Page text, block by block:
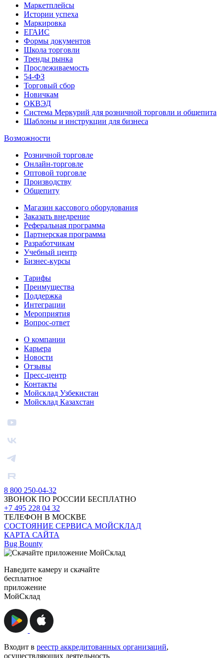
Маркетплейсы
Истории успеха
Маркировка
ЕГАИС
Формы документов
Школа торговли
Тренды рынка
Прослеживаемость
54-ФЗ
Торговый сбор
Новичкам
ОКВЭД
Система Меркурий для розничной торговли и общепита
Шаблоны и инструкции для бизнеса
Возможности
Розничной торговле
Онлайн-торговле
Оптовой торговле
Производству
Общепиту
Магазин кассового оборудования
Заказать внедрение
Реферальная программа
Партнерская программа
Разработчикам
Учебный центр
Бизнес‑курсы
Тарифы
Преимущества
Поддержка
Интеграции
Мероприятия
Вопрос-ответ
О компании
Карьера
Новости
Отзывы
Пресс-центр
Контакты
Мойсклад Узбекистан
Мойсклад Казахстан
8 800 250-04-32
ЗВОНОК ПО РОССИИ БЕСПЛАТНО
+7 495 228 04 32
ТЕЛЕФОН В МОСКВЕ
СОСТОЯНИЕ СЕРВИСА МОЙСКЛАД
КАРТА САЙТА
Bug Bounty
Наведите камеру и скачайте
бесплатное
приложение
МойСклад
Входит в реестр аккредитованных организаций,
осуществляющих деятельность